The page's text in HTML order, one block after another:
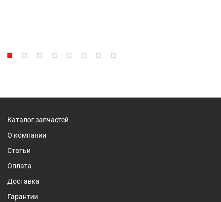
Каталог запчастей
О компании
Статьи
Оплата
Доставка
Гарантии